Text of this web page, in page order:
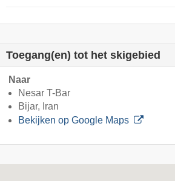
Toegang(en) tot het skigebied
Naar
Nesar T-Bar
Bijar, Iran
Bekijken op Google Maps